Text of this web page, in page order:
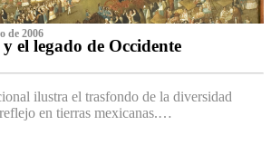
de 2006
el legado de Occidente
ilustra el trasfondo de la diversidad
en tierras mexicanas.…